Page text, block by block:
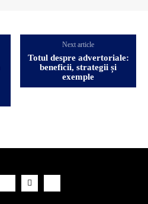
Next article
Totul despre advertoriale:
beneficii, strategii și
exemple